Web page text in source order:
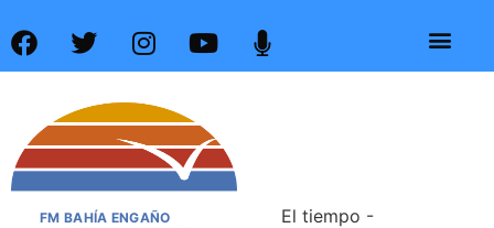
FM BAHÍA ENGAÑO
El tiempo -